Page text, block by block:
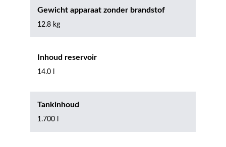
Gewicht apparaat zonder brandstof
12.8 kg
Inhoud reservoir
14.0 l
Tankinhoud
1.700 l